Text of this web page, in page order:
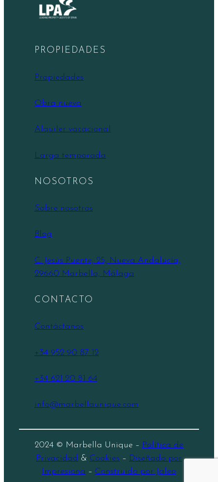
PROPIEDADES
Propiedades
Obra nueva
Alquiler vacacional
Larga temporada
NOSOTROS
Sobre nosotros
Blog
C. Jesús Puente, 25, Nueva Andalucía,
29660 Marbella, Málaga
CONTACTO
Contáctanos
+34 952 90 87 12
+34 621 20 81 64
info@marbellaunique.com
2024 © Marbella Unique – Política de
Privacidad & Cookies – Diseñado por
Impresiona – Construido por Jaleo